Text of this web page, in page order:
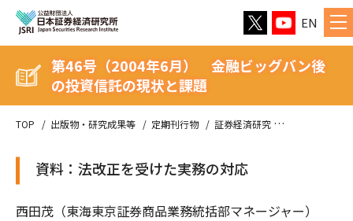
EN
TOP 出版物・研究成果等 定期刊行物 証券経済研究
第46号（2004年6月） 金融ビッグバン後
の投資信託の現状と課題
資料：法改正を受けた実務の対応
西田茂（東海東京証券商品業務統括部マネージャー）